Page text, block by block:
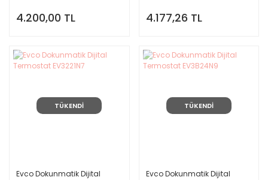
4.200,00 TL 4.177,26 TL
TÜKENDİ
Evco Dokunmatik Dijital
TÜKENDİ
Evco Dokunmatik Dijital